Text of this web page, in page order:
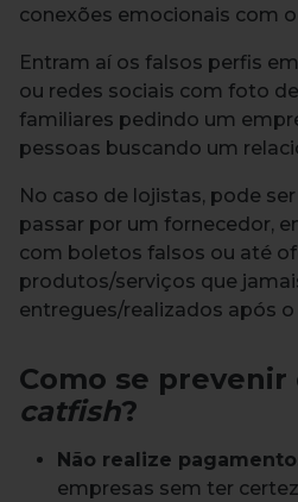
conexões emocionais com o
Entram aí os falsos perfis
ou redes sociais com foto
familiares pedindo um
pessoas buscando um
No caso de lojistas, pode
passar por um fornecedor,
com boletos falsos ou até
produtos/serviços que
entregues/realizados após
Como se
catfish?
Não realize
empresas sem ter